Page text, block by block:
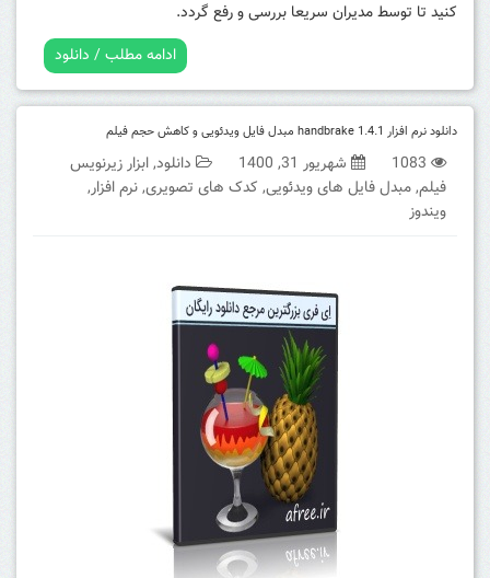
کنید تا توسط مدیران سریعا بررسی و رفع گردد.
ادامه مطلب / دانلود
دانلود نرم افزار handbrake 1.4.1 مبدل فایل ویدئویی و کاهش حجم فیلم
1083 شهریور 31, 1400 دانلود,ابزار زیرنویس
فیلم,مبدل فایل های ویدئویی, کدک های تصویری,نرم افزار,
ویندوز